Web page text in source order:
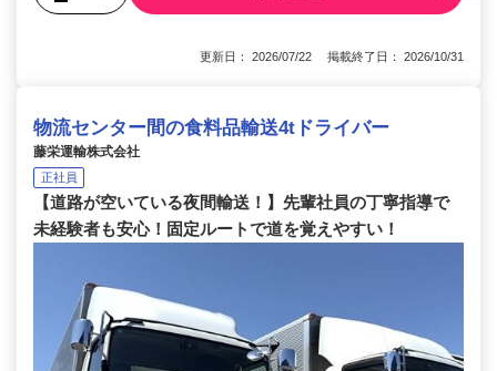
更新日： 2026/07/22 掲載終了日： 2026/10/31
物流センター間の食料品輸送4tドライバー
藤栄運輸株式会社
正社員
【道路が空いている夜間輸送！】先輩社員の丁寧指導で
未経験者も安心！固定ルートで道を覚えやすい！